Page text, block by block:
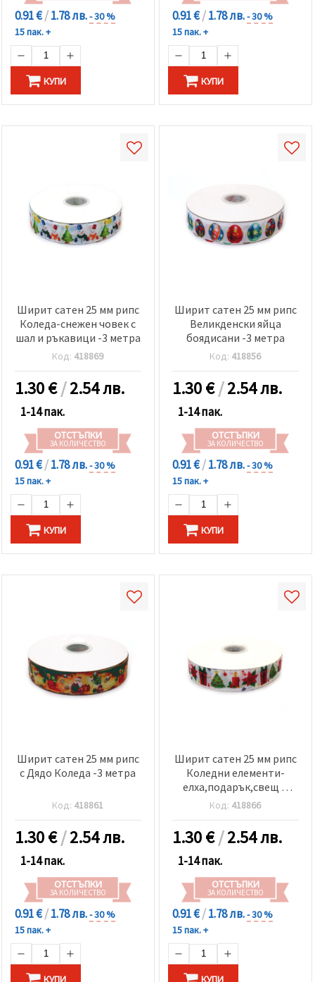
0.91 €/1.78 лв.- 30 %
15 пак. +
КУПИ
0.91 €/1.78 лв.- 30 %
15 пак. +
КУПИ
Ширит сатен 25 мм рипс
Коледа-снежен човек с
шал и ръкавици -3 метра
Код: 418869
1.30€/2.54 лв.
1-14 пак.
ОТСТЪПКИ
ЗА КОЛИЧЕСТВО
0.91 €/1.78 лв.- 30 %
15 пак. +
КУПИ
Ширит сатен 25 мм рипс
Великденски яйца
боядисани -3 метра
Код: 418856
1.30€/2.54 лв.
1-14 пак.
ОТСТЪПКИ
ЗА КОЛИЧЕСТВО
0.91 €/1.78 лв.- 30 %
15 пак. +
КУПИ
Ширит сатен 25 мм рипс
с Дядо Коледа -3 метра
Код: 418861
1.30€/2.54 лв.
1-14 пак.
ОТСТЪПКИ
ЗА КОЛИЧЕСТВО
0.91 €/1.78 лв.- 30 %
15 пак. +
КУПИ
Ширит сатен 25 мм рипс
Коледни елементи-
елха,подарък,свещ и
цвете -3 метра
Код: 418866
1.30€/2.54 лв.
1-14 пак.
ОТСТЪПКИ
ЗА КОЛИЧЕСТВО
0.91 €/1.78 лв.- 30 %
15 пак. +
КУПИ